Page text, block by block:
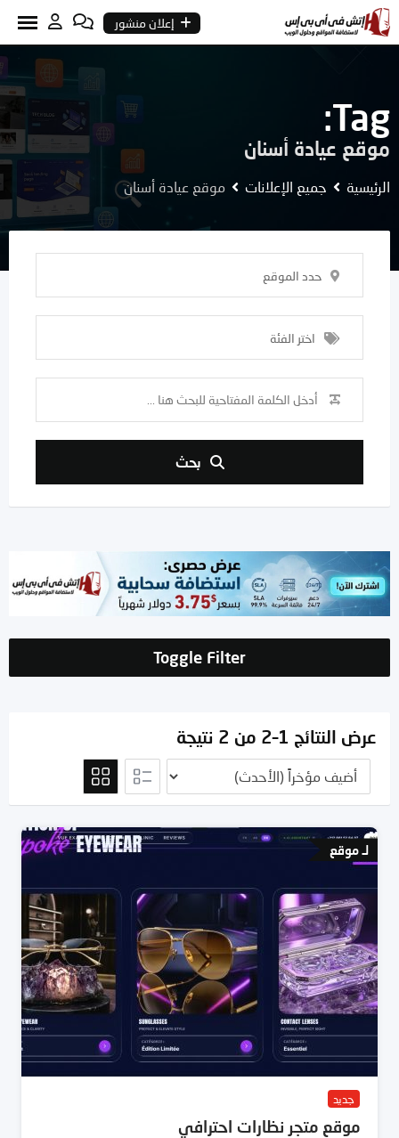
Skip
to
إعلان منشور
Tag:
موقع عيادة أسنان
الرئيسية جميع الإعلانات موقع عيادة أسنان
حدد الموقع
اختر الفئة
بحث
Toggle Filter
عرض النتائج 1–2 من 2 نتيجة
لـ موقع
جديد
موقع متجر نظارات احترافي